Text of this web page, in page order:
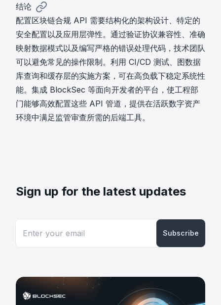
结论
配置区块链合规 API 需要结构化的架构设计、特定的
安全配置以及应用层弹性。通过验证协议兼容性、准确
映射数据模式以及编写严格的错误处理代码，技术团队
可以避免常见的操作限制。利用 CI/CD 测试、图数据
库查询和缓存层的实施方案，可在高负载下稳定系统性
能。集成 BlockSec 等面向开发者的平台 ，使工程部
门能够高效配置这些 API 管道，提供在活跃数字资产
环境中满足监管审查所需的后端工具。
Sign up for the latest updates
Subscribe